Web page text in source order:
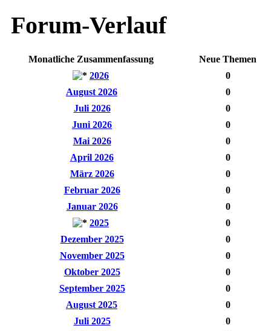
Forum-Verlauf
Monatliche Zusammenfassung
Neue Themen
2026
0
August 2026
0
Juli 2026
0
Juni 2026
0
Mai 2026
0
April 2026
0
März 2026
0
Februar 2026
0
Januar 2026
0
2025
0
Dezember 2025
0
November 2025
0
Oktober 2025
0
September 2025
0
August 2025
0
Juli 2025
0